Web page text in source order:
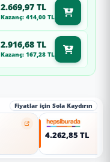
2.669,97 TL
Kazanç: 414,00 TL
2.916,68 TL
Kazanç: 167,28 TL
Fiyatlar için Sola Kaydırın
4.262,85 TL